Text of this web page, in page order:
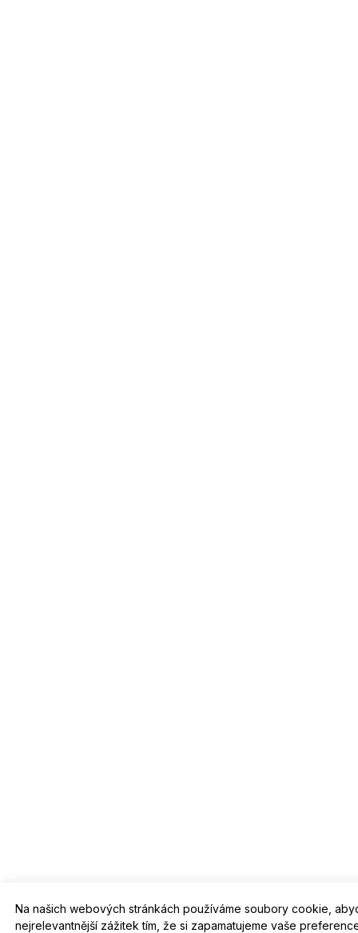
Na našich webových stránkách používáme soubory cookie,
nejrelevantnější zážitek tím, že si zapamatujeme vaše